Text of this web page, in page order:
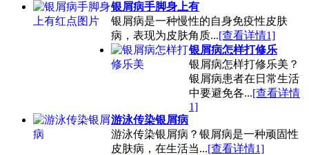
银屑病手脚身上有
银屑病是一种慢性的自身免疫性皮肤
病，表现为皮肤角质...[查看详情1]
银屑病怎样打修乐
银屑病怎样打修乐美？
银屑病患者在日常生活
中要避免各...[查看详情
1]
游泳传染银屑病
游泳传染银屑病？银屑病是一种顽固性
皮肤病，在生活当...[查看详情1]